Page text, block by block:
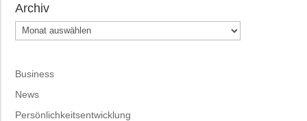
Archiv
Archiv
Business
News
Persönlichkeitsentwicklung